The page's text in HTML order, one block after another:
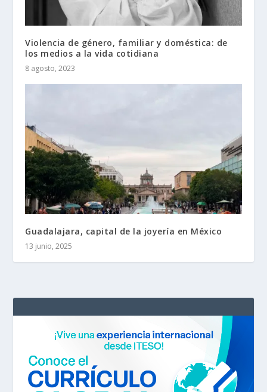
Violencia de género, familiar y doméstica: de
los medios a la vida cotidiana
8 agosto, 2023
Guadalajara, capital de la joyería en México
13 junio, 2025